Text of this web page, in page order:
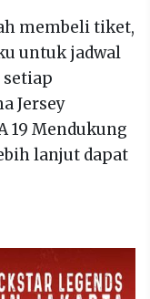
membeli tiket,
untuk jadwal
setiap
Jersey
19 Mendukung
lanjut dapat